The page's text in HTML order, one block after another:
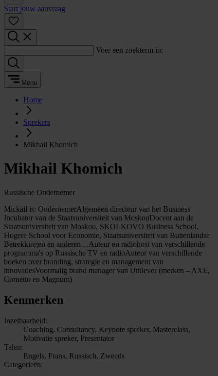
Start jouw aanvraag
Voer een zoekterm in:
Menu
Home
Sprekers
Mikhail Khomich
Mikhail Khomich
Russische Ondernemer
Mickail is: OndernemerAlgemeen directeur van het Business
Incubator van de Staatsuniversiteit van MoskouDocent aan de
Staatsuniversiteit van Moskou, SKOLKOVO Business School,
Hogere School voor Economie, Staatsuniversiteit van Buitenlandse
Betrekkingen en anderen…Auteur en radiohost van verschillende
programma's op Russische TV en radioAuteur van verschillende
boeken over branding, strategie en management van
innovatiesVoormalig brand manager van Unilever (merken – AXE,
Cornetto en Magnum)
Kenmerken
Inzetbaarheid:
Coaching, Consultancy, Keynote spreker, Masterclass,
Motivatie spreker, Presentator
Talen:
Engels, Frans, Russisch, Zweeds
Categorieën: